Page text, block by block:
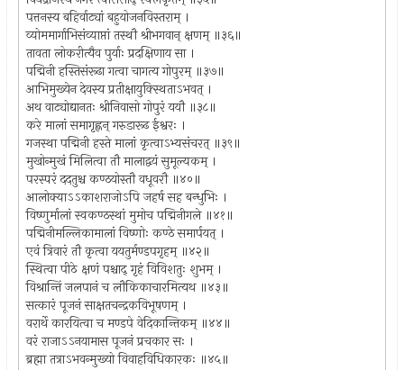
पत्तनस्य बहिर्वाट्यां बहुयोजनविस्तराम् ।
व्योममार्गाभिसंव्याप्तां तस्थौ श्रीभगवान् क्षणम् ॥३६॥
तावता लोकरीत्यैव पुर्याः प्रदक्षिणाय सा ।
पद्मिनी हस्तिसंरूढा गत्वा चागत्य गोपुरम् ॥३७॥
आभिमुख्येन देवस्य प्रतीक्षायुक्स्थिताऽभवत् ।
अथ वाट्योद्यानतः श्रीनिवासो गोपुरं ययौ ॥३८॥
करे मालां समागृह्णन् गरुडारूढ ईश्वरः ।
गजस्था पद्मिनी हस्ते मालां कृत्वाऽभ्यसंचरत् ॥३९॥
मुखोन्मुखं मिलित्वा तौ मालाद्वयं सुमूल्यकम् ।
परस्परं ददतुश्च कण्ठयोस्तौ वधूवरौ ॥४०॥
आलोक्याऽऽकाशराजोऽपि जहर्ष सह बन्धुभिः ।
विष्णुर्मालां स्वकण्ठस्थां मुमोच पद्मिनीगले ॥४१॥
पद्मिनीमल्लिकामालां विष्णोः कण्ठे समार्पयत् ।
एवं त्रिवारं तौ कृत्वा ययतुर्मण्डपगृहम् ॥४२॥
स्थित्वा पीठे क्षणं पश्चाद् गृहं विविशतुः शुभम् ।
विश्रान्तिं जलपानं च लौकिकाचारमित्यथ ॥४३॥
सत्कारं पूजनं साक्षतचन्द्रकविभूषणम् ।
वरार्थे कारयित्वा च मण्डपे वेदिकान्तिकम् ॥४४॥
वरं राजाऽऽनयामास पूजनं प्रचकार सः ।
ब्रह्मा तत्राऽभवन्मुख्यो विवाहविधिकारकः ॥४५॥